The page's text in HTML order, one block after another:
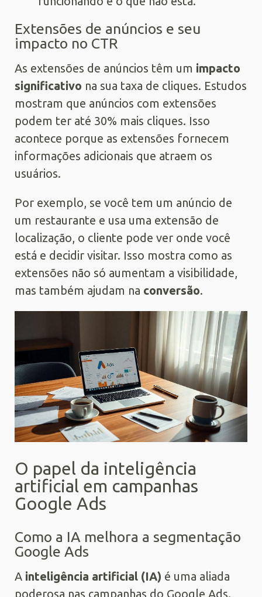
Extensões de anúncios e seu
impacto no CTR
As extensões de anúncios têm um impacto
significativo na sua taxa de cliques. Estudos
mostram que anúncios com extensões
podem ter até 30% mais cliques. Isso
acontece porque as extensões fornecem
informações adicionais que atraem os
usuários.
Por exemplo, se você tem um anúncio de
um restaurante e usa uma extensão de
localização, o cliente pode ver onde você
está e decidir visitar. Isso mostra como as
extensões não só aumentam a visibilidade,
mas também ajudam na conversão.
O papel da inteligência
artificial em campanhas
Google Ads
Como a IA melhora a segmentação
Google Ads
A inteligência artificial (IA) é uma aliada
poderosa nas campanhas do Google Ads.